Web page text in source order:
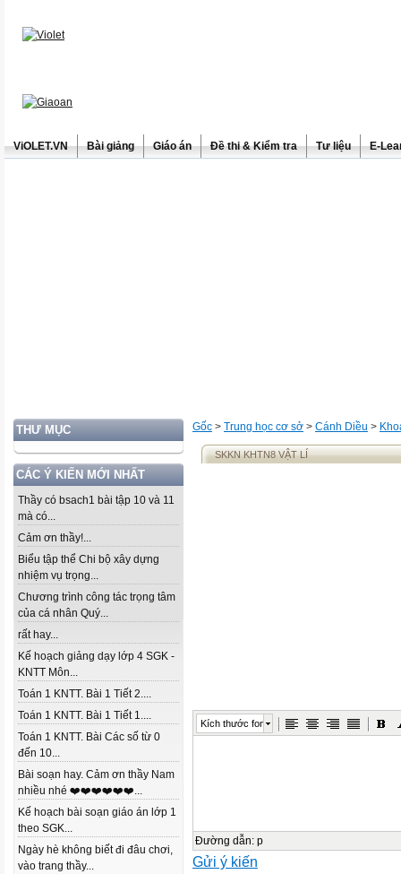
ViOLET.VN Bài giảng Giáo án Đề thi & Kiểm tra Tư liệu E-
THƯ MỤC
CÁC Ý KIẾN MỚI NHẤT
Thầy có bsach1 bài tập 10 và 11
mà có...
Cảm ơn thầy!...
Biểu tập thể Chi bộ xây dựng
nhiệm vụ trọng...
Chương trình công tác trọng tâm
của cá nhân Quý...
rất hay...
Kế hoạch giảng dạy lớp 4 SGK -
KNTT Môn...
Toán 1 KNTT. Bài 1 Tiết 2....
Toán 1 KNTT. Bài 1 Tiết 1....
Toán 1 KNTT. Bài Các số từ 0
đến 10...
Bài soạn hay. Cảm ơn thầy Nam
nhiều nhé ❤️❤️❤️❤️❤️❤️...
Kế hoạch bài soạn giáo án lớp 1
theo SGK...
Ngày hè không biết đi đâu chơi,
vào trang thầy...
Gốc > Trung học cơ sở > Cánh Diều >
SKKN KHTN8 VẬT LÍ
Kích thước font
Đường dẫn: p
Gửi ý kiến